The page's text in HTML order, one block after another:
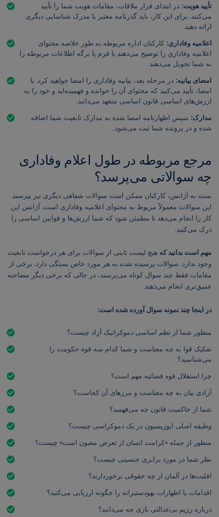
تأیید هویت: در ابتدای قرار ملاقات، مقامات هویت شما را تأیید
می‌کنند. برای این کار، باید گذرنامه معتبر یا مدرک شناسایی دیگری
ارائه دهید.
اعلامیه وفاداری: کارکنان اداره مربوطه به طور خلاصه محتوای
اعلامیه وفاداری را توضیح می‌دهند یا فرم یا برگه اطلاعات مربوطه را
به شما تحویل می‌دهند.
امضای بیانیه: در مرحله بعد، بیانیه وفاداری را امضا خواهید کرد. با
امضا، تأیید می‌کنید که محتوای آن را خوانده و فهمیده‌اید و خود را به
ارزش‌های اساسی قانون اساسی متعهد می‌دانید.
مدارک: سپس اظهارنامه امضا شده به مدارک تابعیت شما اضافه
شده و در پرونده شما ثبت می‌شود.
مرجع مربوطه در طول اعلام وفاداری
چه سوالاتی می‌پرسد؟
بسته به آژانس، کارکنان ممکن است سوالات شفاهی دیگری نیز بپرسند.
این سوالات معمولاً مربوط به محتوای اعلامیه وفاداری است. آژانس این
کار را انجام می‌دهد تا مطمئن شود که شما ارزش‌ها و قوانین اساسی را
درک می‌کنید.
مهم است بدانید که هیچ لیست ثابتی از سوالات برای هر درخواست تابعیت
وجود ندارد. سوالات پرسیده شده به هر مورد خاص بستگی دارد. برخی از
مقامات فقط چند سوال کوتاه می‌پرسند، در حالی که برخی دیگر مصاحبه
عمیق‌تری انجام می‌دهند.
در اینجا چند نمونه سوال آورده شده است:
منظور شما از نظم اساسی دموکراتیک آزاد چیست؟
تفکیک قوا به چه معناست و شما کدام سه قوه حکومت را
می‌شناسید؟
چرا استقلال قوه قضائیه مهم است؟
آزادی بیان به چه معناست و مرزهای آن کجاست؟
شما از حاکمیت قانون چه می‌فهمید؟
وظیفه اصلی اپوزیسیون در یک دموکراسی چیست؟
منظور از جمله «کرامت انسان از تعرض مصون است» چیست؟
نظر شما در مورد برابری جنسیتی چیست؟
اقلیت‌ها در آلمان از چه حقوقی برخوردارند؟
اقدامات یا اظهارات یهودستیزانه را چگونه ارزیابی می‌کنید؟
درباره رژیم بی‌عدالتی نازی چه می‌دانید؟